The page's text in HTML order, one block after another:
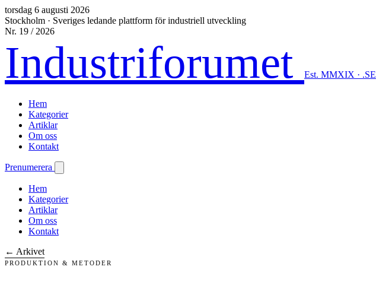
torsdag 6 augusti 2026
Stockholm · Sveriges ledande plattform för industriell utveckling
Nr. 19 / 2026
Industriforumet Est. MMXIX · .SE
Hem
Kategorier
Artiklar
Om oss
Kontakt
Prenumerera
Hem
Kategorier
Artiklar
Om oss
Kontakt
← Arkivet
PRODUKTION & METODER